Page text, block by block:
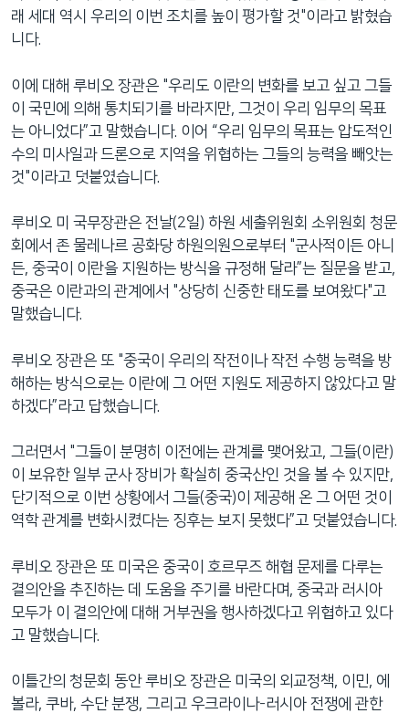
래 세대 역시 우리의 이번 조치를 높이 평가할 것"이라고 밝혔습
니다.
이에 대해 루비오 장관은 "우리도 이란의 변화를 보고 싶고 그들
이 국민에 의해 통치되기를 바라지만, 그것이 우리 임무의 목표
는 아니었다”고 말했습니다. 이어 “우리 임무의 목표는 압도적인
수의 미사일과 드론으로 지역을 위협하는 그들의 능력을 빼앗는
것"이라고 덧붙였습니다.
루비오 미 국무장관은 전날(2일) 하원 세출위원회 소위원회 청문
회에서 존 물레나르 공화당 하원의원으로부터 "군사적이든 아니
든, 중국이 이란을 지원하는 방식을 규정해 달라”는 질문을 받고,
중국은 이란과의 관계에서 "상당히 신중한 태도를 보여왔다"고
말했습니다.
루비오 장관은 또 "중국이 우리의 작전이나 작전 수행 능력을 방
해하는 방식으로는 이란에 그 어떤 지원도 제공하지 않았다고 말
하겠다”라고 답했습니다.
그러면서 "그들이 분명히 이전에는 관계를 맺어왔고, 그들(이란)
이 보유한 일부 군사 장비가 확실히 중국산인 것을 볼 수 있지만,
단기적으로 이번 상황에서 그들(중국)이 제공해 온 그 어떤 것이
역학 관계를 변화시켰다는 징후는 보지 못했다”고 덧붙였습니다.
루비오 장관은 또 미국은 중국이 호르무즈 해협 문제를 다루는
결의안을 추진하는 데 도움을 주기를 바란다며, 중국과 러시아
모두가 이 결의안에 대해 거부권을 행사하겠다고 위협하고 있다
고 말했습니다.
이틀간의 청문회 동안 루비오 장관은 미국의 외교정책, 이민, 에
볼라, 쿠바, 수단 분쟁, 그리고 우크라이나-러시아 전쟁에 관한